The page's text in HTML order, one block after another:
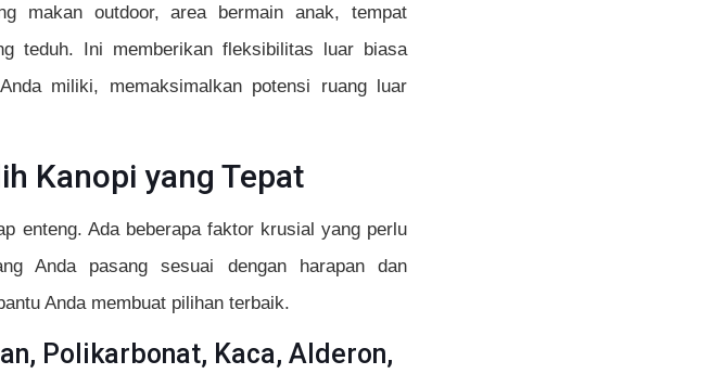
makan outdoor, area bermain anak, tempat
teduh. Ini memberikan fleksibilitas luar biasa
miliki, memaksimalkan potensi ruang luar
Kanopi yang Tepat
enteng. Ada beberapa faktor krusial yang perlu
Anda pasang sesuai dengan harapan dan
Anda membuat pilihan terbaik.
Polikarbonat, Kaca, Alderon,